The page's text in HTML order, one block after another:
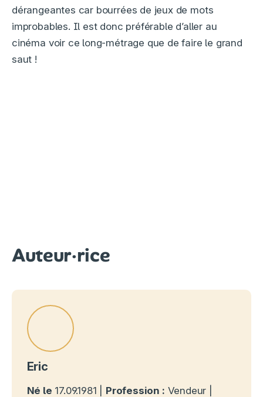
dérangeantes car bourrées de jeux de mots
improbables. Il est donc préférable d’aller au
cinéma voir ce long-métrage que de faire le grand
saut !
Auteur·rice
Eric
Né le 17.09.1981 | Profession : Vendeur |